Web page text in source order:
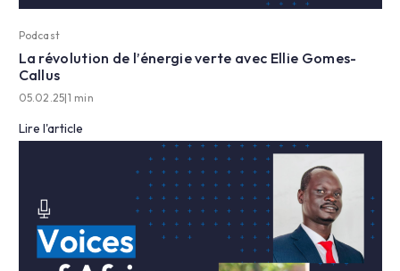
Podcast
La révolution de l’énergie verte avec Ellie Gomes-
Callus
05.02.25|1 min
Lire l'article